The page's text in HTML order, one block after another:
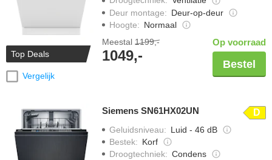
Top Deals
Vergelijk
Deur montage: Deur-op-deur
Hoogte: Normaal
Meestal 1199,-
1049,-
Op voorraad
Bestel
Siemens SN61HX02UN D
Geluidsniveau: Luid - 46 dB
Bestek: Korf
Droogtechniek: Condens